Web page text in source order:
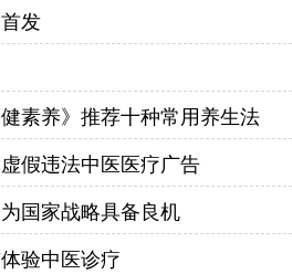
发
素养》推荐十种常用养生法
假违法中医医疗广告
国家战略具备良机
验中医诊疗